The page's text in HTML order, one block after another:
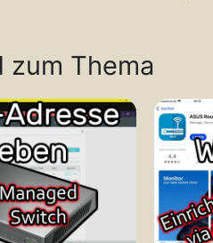
zum Thema